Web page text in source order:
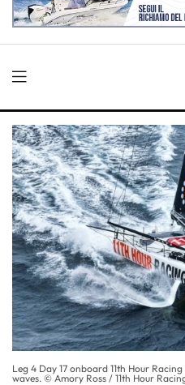
Leg 4 Day 17 onboard 11th Hour
waves. © Amory Ross / 11th Hour